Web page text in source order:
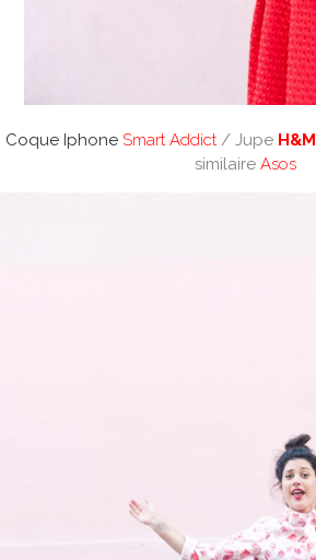
Coque Iphone Smart Addict / JupeH&M
similaire Asos